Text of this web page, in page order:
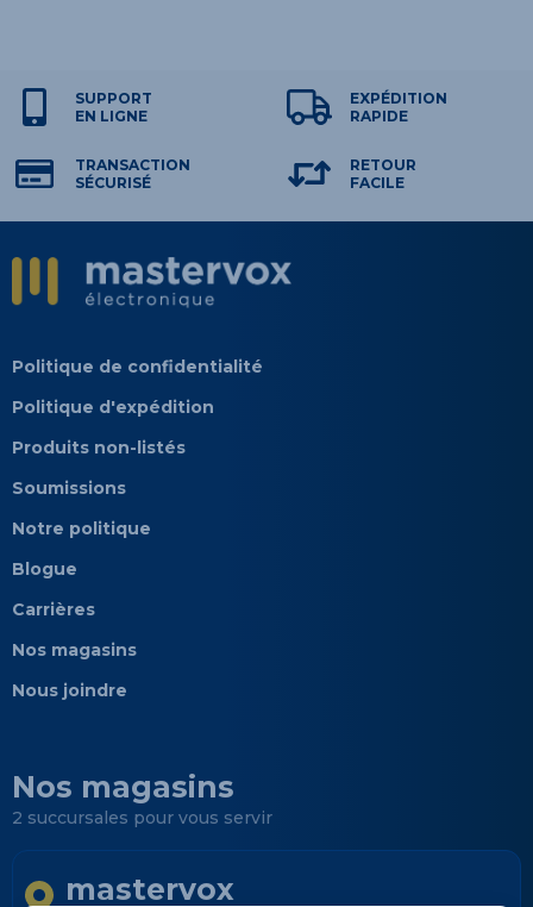
SUPPORT
EN LIGNE
EXPÉDITION
RAPIDE
TRANSACTION
SÉCURISÉ
RETOUR
FACILE
Politique de confidentialité
Politique d'expédition
Produits non-listés
Soumissions
Notre politique
Blogue
Carrières
Nos magasins
Nous joindre
Nos magasins
2 succursales pour vous servir
mastervox